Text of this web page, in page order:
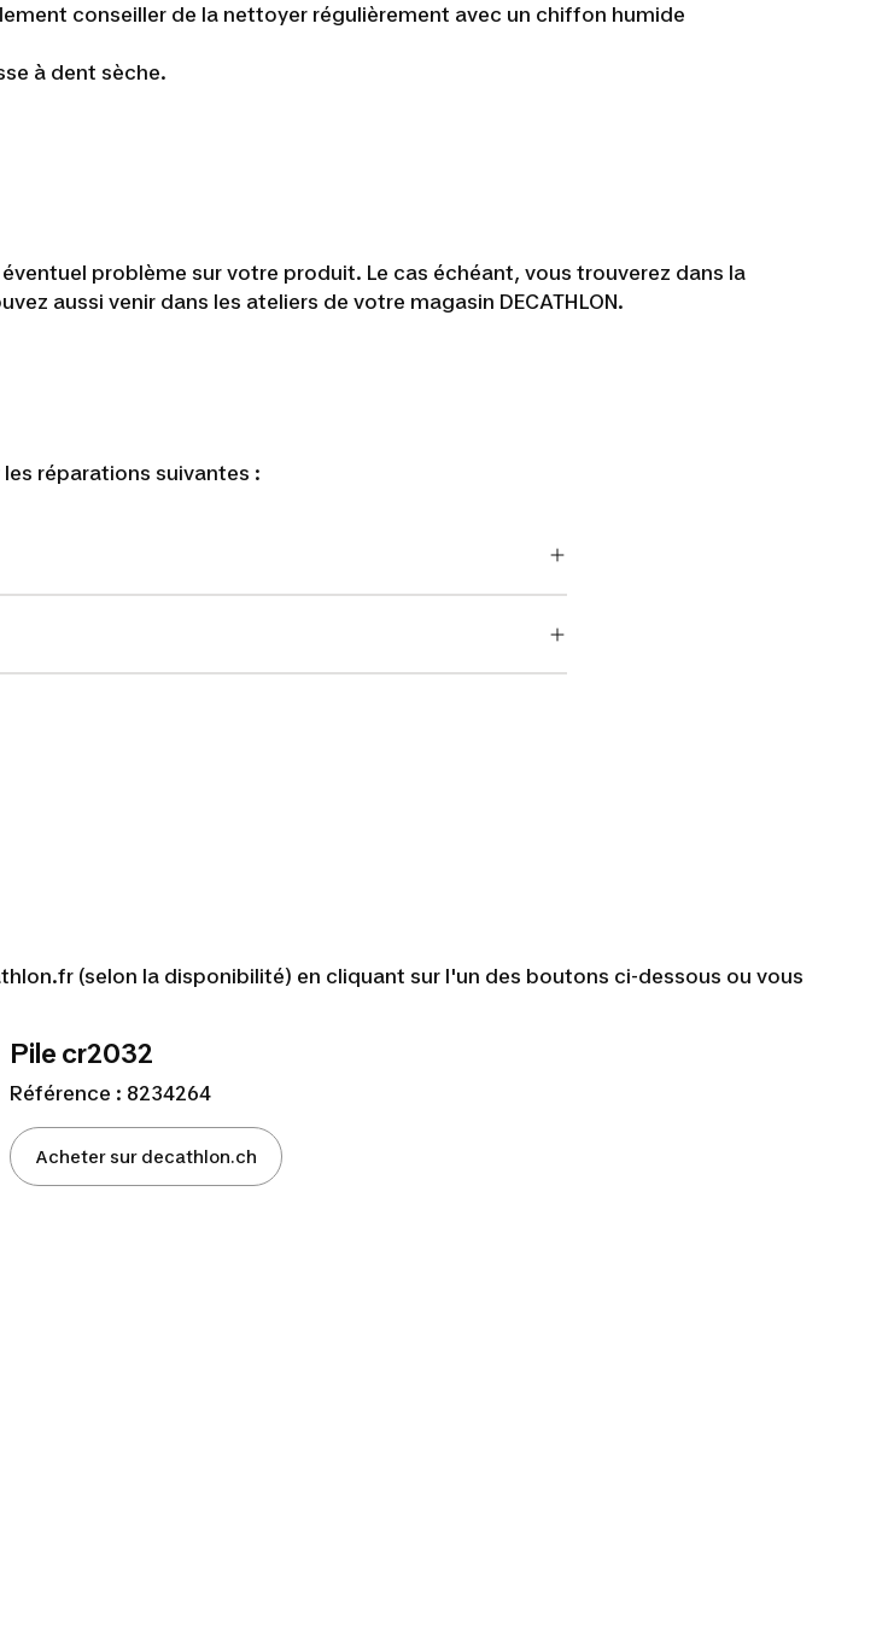
conseiller de la nettoyer régulièrement avec un chiffon humide
à dent sèche.
problème sur votre produit. Le cas échéant, vous trouverez dans la
aussi venir dans les ateliers de votre magasin DECATHLON.
réparations suivantes :
(selon la disponibilité) en cliquant sur l'un des boutons ci-dessous ou vous
Pile cr2032
Référence : 8234264
Acheter sur decathlon.ch